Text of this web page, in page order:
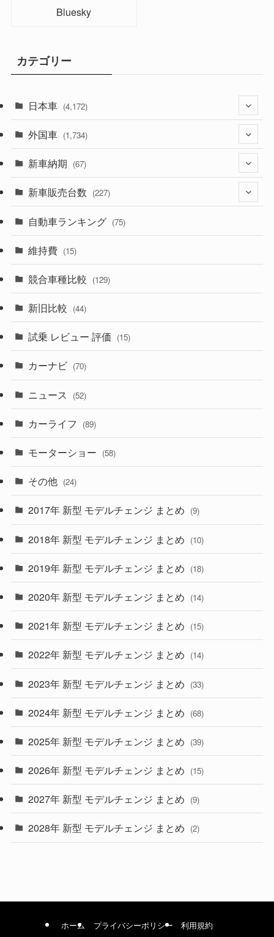
Bluesky
カテゴリー
日本車 (4,172)
(1,321)
(329)
(525)
(357)
(328)
(194)
(230)
(253)
外国車 (1,734)
(242)
(85)
(84)
(14)
(222)
(50)
(43)
(6)
(9)
(4)
(30)
(27)
(58)
(28)
(27)
(26)
(33)
(10)
(35)
(10)
(9)
(22)
(4)
(9)
(4)
(1)
新車納期 (67)
(28)
(8)
(3)
(3)
(5)
(1)
新車販売台数 (227)
(21)
(5)
(7)
(5)
自動車ランキング (75)
維持費 (15)
競合車種比較 (129)
新旧比較 (44)
試乗 レビュー 評価 (15)
カーナビ (70)
ニュース (52)
カーライフ (89)
モーターショー (58)
その他 (24)
2017年 新型 モデルチェンジ まとめ (9)
2018年 新型 モデルチェンジ まとめ (10)
2019年 新型 モデルチェンジ まとめ (18)
2020年 新型 モデルチェンジ まとめ (14)
2021年 新型 モデルチェンジ まとめ (15)
2022年 新型 モデルチェンジ まとめ (14)
2023年 新型 モデルチェンジ まとめ (33)
2024年 新型 モデルチェンジ まとめ (68)
2025年 新型 モデルチェンジ まとめ (39)
2026年 新型 モデルチェンジ まとめ (15)
2027年 新型 モデルチェンジ まとめ (9)
2028年 新型 モデルチェンジ まとめ (2)
ホーム プライバシーポリシー
利用規約